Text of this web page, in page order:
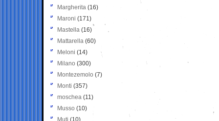
Margherita (16)
Maroni (171)
Mastella (16)
Mattarella (60)
Meloni (14)
Milano (300)
Montezemolo (7)
Monti (357)
moschea (11)
Musso (10)
Muti (10)